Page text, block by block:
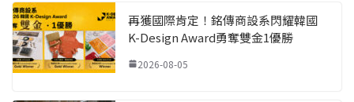
再獲國際肯定！銘傳商設系閃耀韓國
K-Design Award勇奪雙金1優勝
2026-08-05